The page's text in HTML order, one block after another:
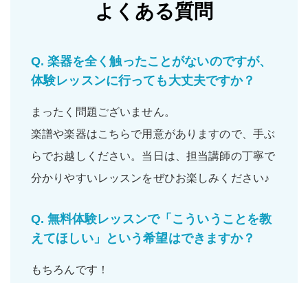
よくある質問
Q. 楽器を全く触ったことがないのですが、
体験レッスンに行っても大丈夫ですか？
まったく問題ございません。
楽譜や楽器はこちらで用意がありますので、手ぶ
らでお越しください。当日は、担当講師の丁寧で
分かりやすいレッスンをぜひお楽しみください♪
Q. 無料体験レッスンで「こういうことを教
えてほしい」という希望はできますか？
もちろんです！